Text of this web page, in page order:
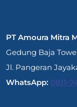
PT Amoura Mitra
Gedung Baja
Jl. Pangeran
WhatsApp: 0811-